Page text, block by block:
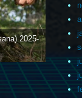
2025-